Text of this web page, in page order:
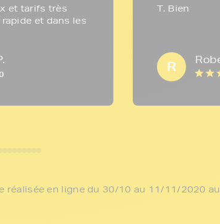
et tarifs très
et dans les
T. Bien
R
réalisée en ligne du 30/10 au 11/11/2020